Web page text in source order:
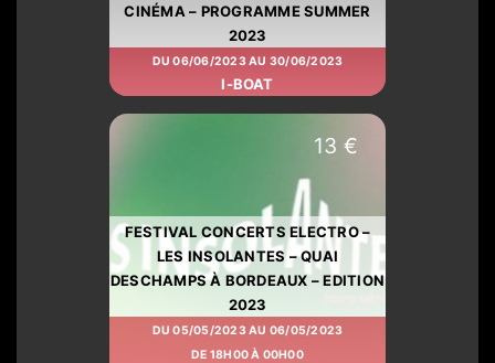
CINÉMA – PROGRAMME SUMMER
2023
DU 06/06/2023 AU 30/06/2023
I-BOAT
13 €
FESTIVAL CONCERTS ELECTRO –
LES INSOLANTES – QUAI
DESCHAMPS À BORDEAUX – EDITION
2023
DU 05/05/2023 AU 06/05/2023
DE 18H00 À 00H00